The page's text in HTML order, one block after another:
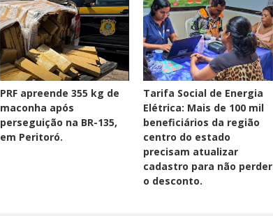
PRF apreende 355 kg de
maconha após
perseguição na BR-135,
em Peritoró.
Tarifa Social de Energia
Elétrica: Mais de 100 mil
beneficiários da região
centro do estado
precisam atualizar
cadastro para não perder
o desconto.